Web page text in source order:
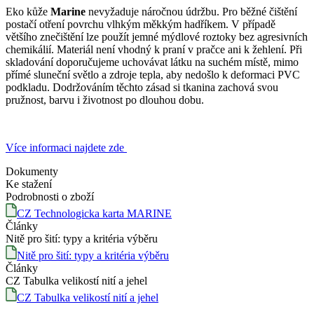
Eko kůže Marine nevyžaduje náročnou údržbu. Pro běžné čištění
postačí otření povrchu vlhkým měkkým hadříkem. V případě
většího znečištění lze použít jemné mýdlové roztoky bez agresivních
chemikálií. Materiál není vhodný k praní v pračce ani k žehlení. Při
skladování doporučujeme uchovávat látku na suchém místě, mimo
přímé sluneční světlo a zdroje tepla, aby nedošlo k deformaci PVC
podkladu. Dodržováním těchto zásad si tkanina zachová svou
pružnost, barvu i životnost po dlouhou dobu.
Více informaci najdete zde
Dokumenty
Ke stažení
Podrobnosti o zboží
CZ Technologicka karta MARINE
Články
Nitě pro šití: typy a kritéria výběru
Nitě pro šití: typy a kritéria výběru
Články
CZ Tabulka velikostí nití a jehel
CZ Tabulka velikostí nití a jehel